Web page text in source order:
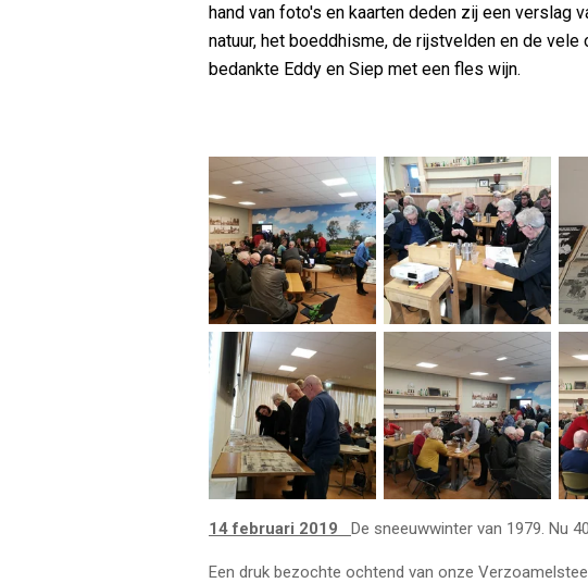
hand van foto's en kaarten deden zij een verslag
natuur, het boeddhisme, de rijstvelden en de
bedankte Eddy en Siep met een fles wijn.
14 februari 2019 De sneeuwwinter van 1979. Nu
Een druk bezochte ochtend van onze